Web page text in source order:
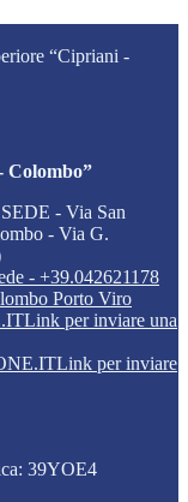
“Cipriani -
Colombo”
- Via San
- Via G.
- +39.042621178
Porto Viro
Link per inviare una
Link per inviare
39YOE4